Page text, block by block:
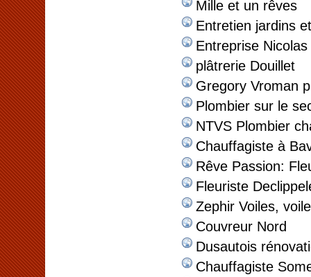
Mille et un rêves
Entretien jardins
Entreprise
plâtrerie Douillet
Gregory Vroman
Plombier sur le
NTVS Plombier
Chauffagiste à
Rêve Passion:
Fleuriste
Zephir Voiles,
Couvreur Nord
Dusautois
Chauffagiste